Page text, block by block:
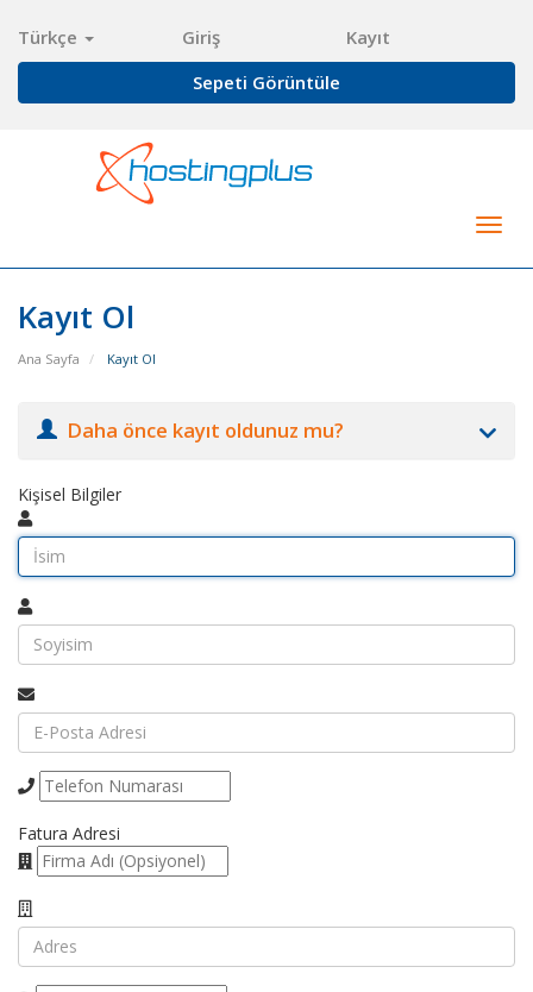
Türkçe Giriş
Kayıt
Sepeti Görüntüle
Kayıt Ol
Ana Sayfa Kayıt Ol
Daha önce kayıt oldunuz mu?
Kişisel Bilgiler
Fatura Adresi